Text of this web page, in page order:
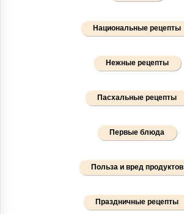
Национальные рецепты
Нежные рецепты
Пасхальные рецепты
Первые блюда
Польза и вред продуктов
Праздничные рецепты